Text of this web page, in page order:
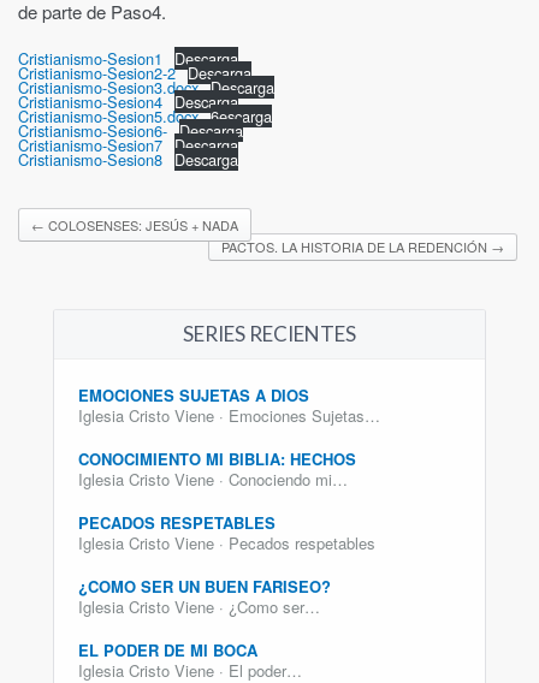
de parte de Paso4.
Cristianismo-Sesion1 Descarga
Cristianismo-Sesion2-2 Descarga
Cristianismo-Sesion3.docx Descarga
Cristianismo-Sesion4 Descarga
Cristianismo-Sesion5.docx 6escarga
Cristianismo-Sesion6- Descarga
Cristianismo-Sesion7 Descarga
Cristianismo-Sesion8 Descarga
← COLOSENSES: JESÚS + NADA
PACTOS. LA HISTORIA DE LA REDENCIÓN →
SERIES RECIENTES
EMOCIONES SUJETAS A DIOS
Iglesia Cristo Viene · Emociones Sujetas…
CONOCIMIENTO MI BIBLIA: HECHOS
Iglesia Cristo Viene · Conociendo mi…
PECADOS RESPETABLES
Iglesia Cristo Viene · Pecados respetables
¿COMO SER UN BUEN FARISEO?
Iglesia Cristo Viene · ¿Como ser…
EL PODER DE MI BOCA
Iglesia Cristo Viene · El poder…